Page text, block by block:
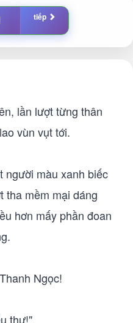
tiếp
lần lượt từng thân
vùn vụt tới.
người màu xanh biếc
tha mềm mại dáng
hơn mấy phần đoan
Ngọc!
thư!"